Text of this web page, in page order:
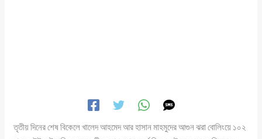
তৃতীয় দিনের শেষ বিকেলে খালেদ আহমেদ আর হাসান মাহমুদের আগুন ঝরা বোলিংয়ে ১০২